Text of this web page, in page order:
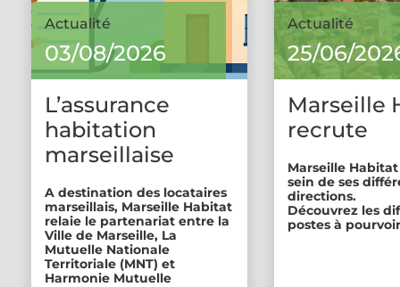
Actualité
03/08/2026
L’assurance
habitation
marseillaise
A destination des locataires
marseillais, Marseille Habitat
relaie le partenariat entre la
Ville de Marseille, La
Mutuelle Nationale
Territoriale (MNT) et
Harmonie Mutuelle
Actualité
25/06/
Marseille
recrute
Marseille
sein de ses
directions.
Découvrez les
postes à